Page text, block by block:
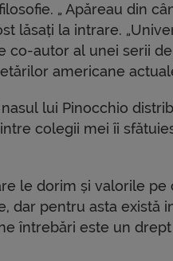
„ Apăreau din
lăsați la intrare.
co-autor al unei serii
americane
lui Pinocchio
colegii mei îi
le dorim și valorile pe
dar pentru asta există
întrebări este un drept